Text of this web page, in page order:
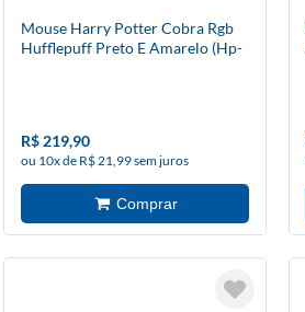
Mouse Harry Potter Cobra Rgb
Hufflepuff Preto E Amarelo (Hp-
R$ 219,90
ou 10x de R$ 21,99 sem juros